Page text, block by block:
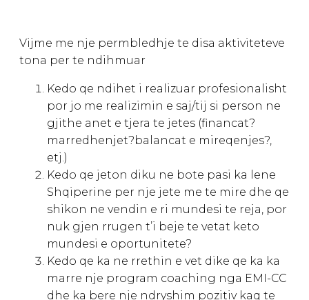
Vijme me nje permbledhje te disa aktiviteteve
tona per te ndihmuar
Kedo qe ndihet i realizuar profesionalisht
por jo me realizimin e saj/tij si person ne
gjithe anet e tjera te jetes (financat?
marredhenjet?balancat e mireqenjes?,
etj.)
Kedo qe jeton diku ne bote pasi ka lene
Shqiperine per nje jete me te mire dhe qe
shikon ne vendin e ri mundesi te reja, por
nuk gjen rrugen t’i beje te vetat keto
mundesi e oportunitete?
Kedo qe ka ne rrethin e vet dike qe ka ka
marre nje program coaching nga EMI-CC
dhe ka bere nje ndryshim pozitiv kaq te